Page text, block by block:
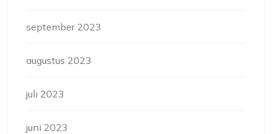
september 2023
augustus 2023
juli 2023
juni 2023